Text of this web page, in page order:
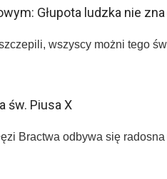
Głupota ludzka nie
wszyscy możni tego
św. Piusa X
Bractwa odbywa się